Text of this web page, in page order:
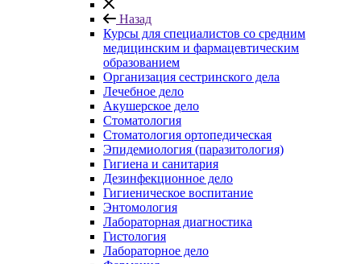
Назад
Курсы для специалистов со средним
медицинским и фармацевтическим
образованием
Организация сестринского дела
Лечебное дело
Акушерское дело
Стоматология
Стоматология ортопедическая
Эпидемиология (паразитология)
Гигиена и санитария
Дезинфекционное дело
Гигиеническое воспитание
Энтомология
Лабораторная диагностика
Гистология
Лабораторное дело